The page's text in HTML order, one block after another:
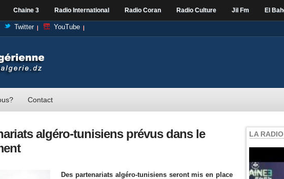
Chaine 3 Radio International Radio Coran Radio Culture Jil Fm El
Twitter YouTube
Contact
algéro-tunisiens prévus dans le
Des partenariats algéro-tunisiens seront mis en place
LA